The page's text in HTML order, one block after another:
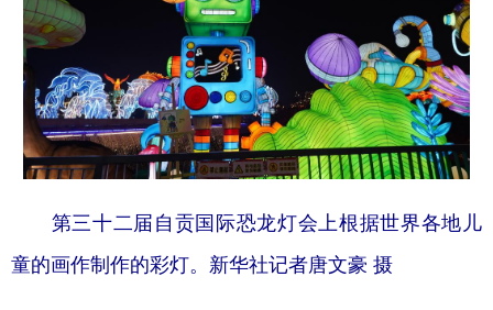
第三十二届自贡国际恐龙灯会上根据世界各地儿
童的画作制作的彩灯。新华社记者唐文豪 摄